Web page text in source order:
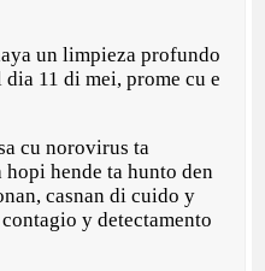
un limpieza profundo
11 di mei, prome cu e
cu norovirus ta
hende ta hunto den
casnan di cuido y
y detectamento